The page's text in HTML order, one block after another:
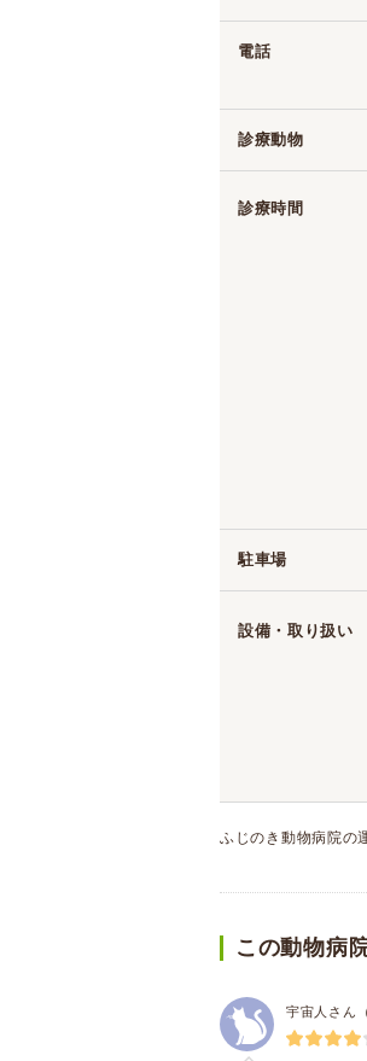
電話
診療動物
診療時間
駐車場
設備・取り扱い
ふじのき動物病院の
この動物病
宇宙人さん